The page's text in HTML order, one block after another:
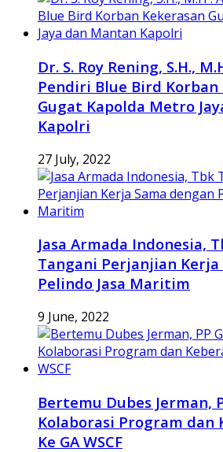
Dr. S. Roy Rening, S.H.,
Pendiri Blue Bird Korban
Gugat Kapolda Metro
Kapolri
27 July, 2022
Jasa Armada Indonesia,
Tangani Perjanjian Kerja
Pelindo Jasa Maritim
9 June, 2022
Bertemu Dubes Jerman,
Kolaborasi Program dan
Ke GA WSCF